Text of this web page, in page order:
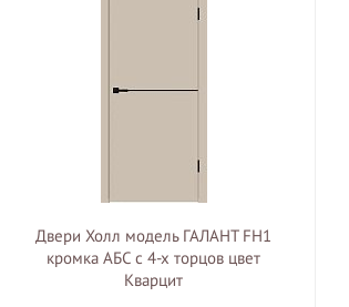
Двери Холл модель ГАЛАНТ FH1
кромка АБС с 4-х торцов цвет
Кварцит